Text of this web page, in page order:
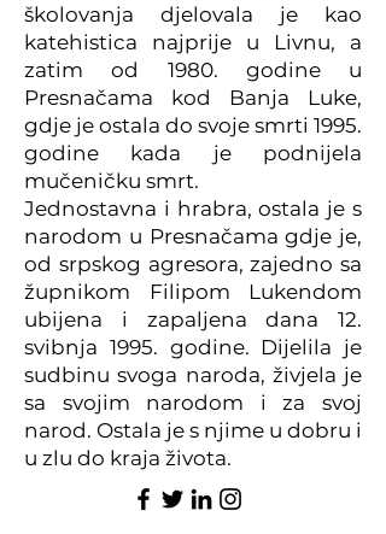
školovanja djelovala je kao
katehistica najprije u Livnu, a
zatim od 1980. godine u
Presnačama kod Banja Luke,
gdje je ostala do svoje smrti 1995.
godine kada je podnijela
mučeničku smrt.
Jednostavna i hrabra, ostala je s
narodom u Presnačama gdje je,
od srpskog agresora, zajedno sa
župnikom Filipom Lukendom
ubijena i zapaljena dana 12.
svibnja 1995. godine. Dijelila je
sudbinu svoga naroda, živjela je
sa svojim narodom i za svoj
narod. Ostala je s njime u dobru i
u zlu do kraja života.